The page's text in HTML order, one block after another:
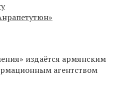
издаётся армянским
агентством